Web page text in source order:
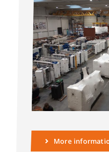
More